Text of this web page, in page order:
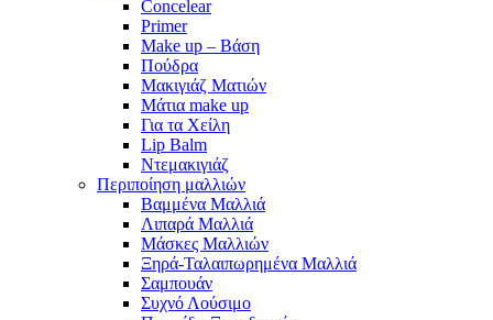
Concelear
Primer
Make up – Βάση
Πούδρα
Μακιγιάζ Ματιών
Μάτια make up
Για τα Χείλη
Lip Balm
Ντεμακιγιάζ
Περιποίηση μαλλιών
Βαμμένα Μαλλιά
Λιπαρά Μαλλιά
Μάσκες Μαλλιών
Ξηρά-Ταλαιπωρημένα Μαλλιά
Σαμπουάν
Συχνό Λούσιμο